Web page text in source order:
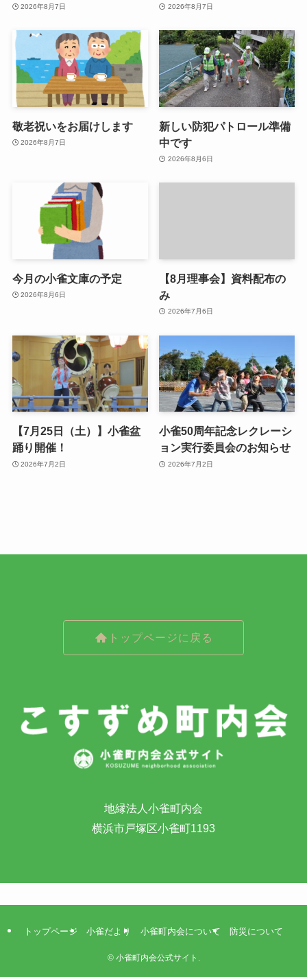
2026年8月7日 2026年8月7日
敬老祝いをお届けします
2026年8月7日
新しい防犯パトロール準備
中です
2026年8月6日
今月の小雀文庫の予定
2026年8月6日
【8月理事会】資料配布の
み
2026年7月6日
【7月25日（土）】小雀盆
踊り開催！
2026年7月2日
小雀50周年記念レクレーシ
ョン実行委員会のお知らせ
2026年7月2日
トップページに戻る
地縁法人小雀町内会
横浜市戸塚区小雀町1193
トップページ 小雀だより 小雀町内会について 防災について
©小雀町内会公式サイト.